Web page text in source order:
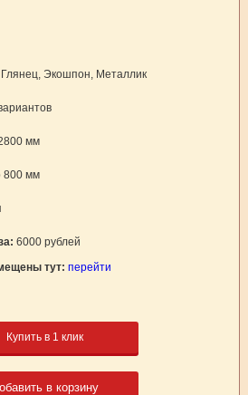
Экошпон, Металлик
мм
800 мм
6000 рублей
тут: перейти
Купить в 1 клик
в корзину